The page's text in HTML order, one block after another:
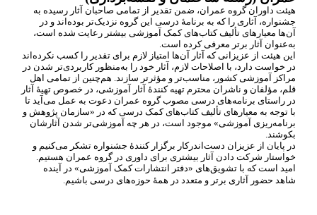
هیئت داوران گروه عمران، ضمن تقدیر از تمامی صاحبان آثار رسیده به
جشنواره، آثاری را که به برنامۀ درسی این گروه نزدیکتر بوده اند و در
آنها معیارهای تألیف کتابهای کمک آموزشی بیشتر رعایت شده است،
بهعنوان آثار برتر معرفی کرده است.
این هیئت از عزیزانی که آثار آنها امتیاز لازم برای تقدیر را کسب نکرده اند
در خواست دارد، با اصلاحات لازم، آثار خود را بهمنظور کاربردیتر شدن در
مراکز آموزشی کشور، مناسبتر و مؤثرتر سازند. همچنین از تمامی اهل
قلم، مؤلفان و ناشران محترم تهیه کنندۀ آثار آموزشی، در خصوص تهیۀ آثار
در راستای برنامههای درسی مصوب گروه عمران دعوت به عمل میآید تا
با توجه به معیارهای تألیف کتابهای کمک درسی که در «سازمان پژوهش و
برنامهریزی آموزشی» موجود است، در هر چه آموزشیتر شدن آثارشان
بکوشند.
در پایان از عزیزان دستاندرکار برگزار کنندۀ جشنواره تشکر میکنیم و
خواستار شرکت دادن آثار بیشتری برای داوری در گروه عمران هستیم.
امید است که با تشویقهای «دفتر انتشارات کمک آموزشی» در آینده
شاهد حضور آثاری برتر و متعدد در همۀ حوزههای درسی باشیم.